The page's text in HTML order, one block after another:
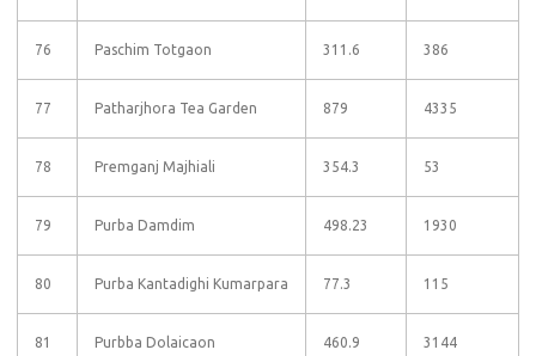
76 Paschim Totgaon 311.6 386
77 Patharjhora Tea Garden 879 4335
78 Premganj Majhiali 354.3 53
79 Purba Damdim 498.23 1930
80 Purba Kantadighi Kumarpara 77.3 115
81 Purbba Dolaicaon 460.9 3144